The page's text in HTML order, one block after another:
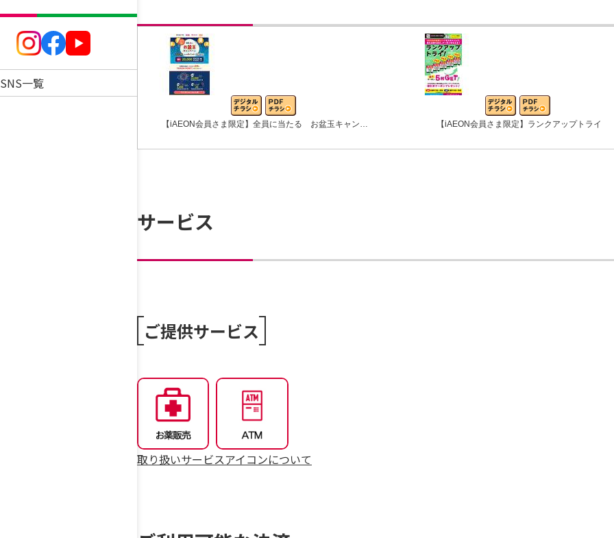
SNS一覧
【iAEON会員さま限定】全員に当たる お盆玉キャン… 【iAEON会員さま限定】ランクアップトライ
サービス
ご提供サービス
取り扱いサービスアイコンについて